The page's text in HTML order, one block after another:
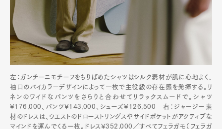
左：ガンチーニモチーフをちりばめたシャツはシルク素材が肌に心地よく、
袖口のバイカラーデザインによって一枚で主役級の存在感を発揮する。リ
ネンのワイドなパンツをさらりと合わせてリラックスムードで。シャツ
¥176,000、パンツ¥143,000、シューズ¥126,500 右：ジャージー素
材のドレスは、ウエストのドローストリングスやサイドポケットがアクティブな
マインドを運んでくる一枚。ドレス¥352,000／すべてフェラガモ（フェラガ